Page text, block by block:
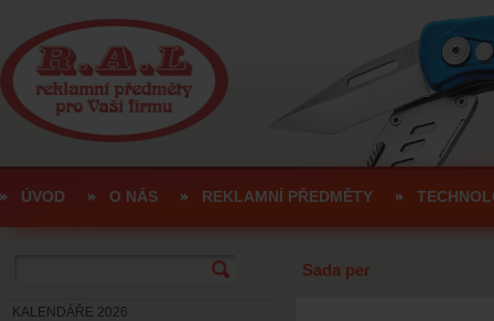
ÚVOD O NÁS REKLAMNÍ PŘEDMĚTY
KALENDÁŘE 2026
Sada per